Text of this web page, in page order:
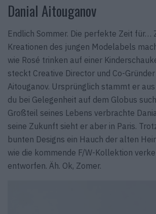
Danial Aitouganov
Endlich Sommer. Die perfekte Zeit für…
Kreationen des jungen Modelabels
wie Rosé trinken auf einer
steckt Creative Director und Co-
Aitouganov. Ursprünglich stammt er
du bei Gelegenheit auf dem Globus
Großteil seines Lebens verbrachte
seine Zukunft sieht er aber in Paris.
bunten Designs ein Hauch der alten
wie die kommende F/W-Kollektion
entworfen. Äh. Ok, Zomer.